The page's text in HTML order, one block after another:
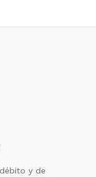
y de